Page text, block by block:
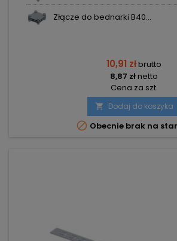
Złącze do bednarki B40...
10,91 złbrutto
8,87 złnetto
Cena za szt.
 Dodaj do koszyka
 Obecnie brak na